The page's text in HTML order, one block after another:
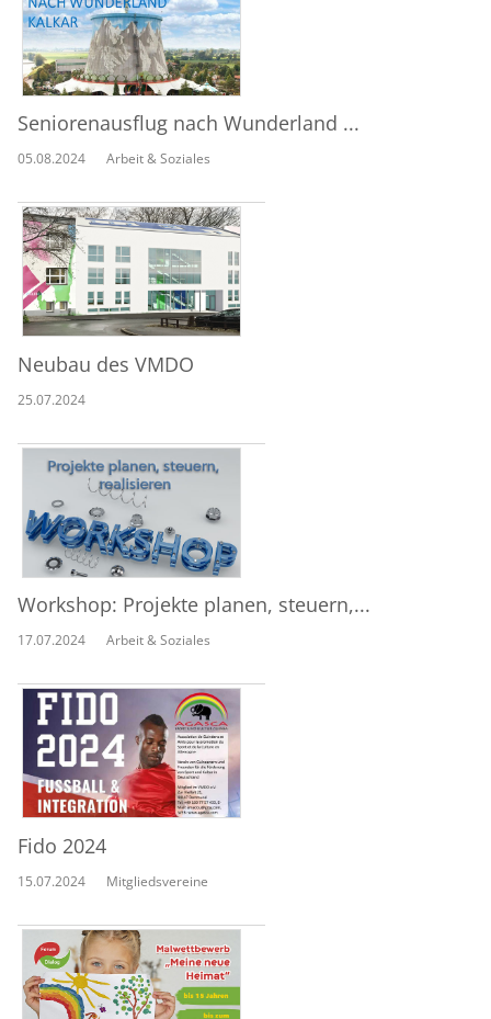
Seniorenausflug nach Wunderland ...
05.08.2024 Arbeit & Soziales
Neubau des VMDO
25.07.2024
Workshop: Projekte planen, steuern,...
17.07.2024 Arbeit & Soziales
Fido 2024
15.07.2024 Mitgliedsvereine